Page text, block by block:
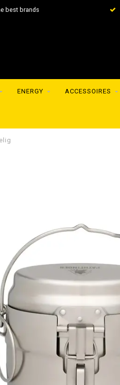
best brands
ENERGY ACCESSOIRES